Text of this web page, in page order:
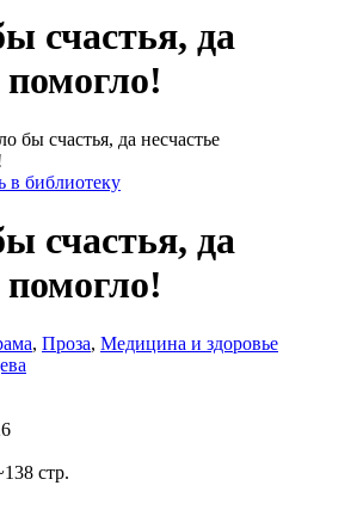
счастья, да
помогло!
в библиотеку
счастья, да
помогло!
, Проза, Медицина и здоровье
стр.